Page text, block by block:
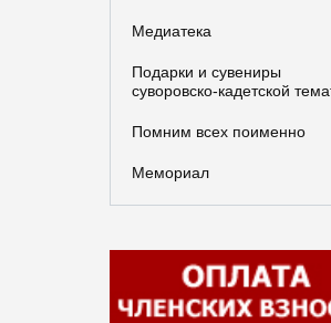
Медиатека
Подарки и сувениры
суворовско-кадетской
Помним всех поименно
Мемориал